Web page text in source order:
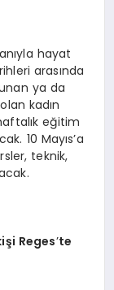
hayat
arasında
ya da
kadın
eğitim
10 Mayıs’a
teknik,
i Reges’te